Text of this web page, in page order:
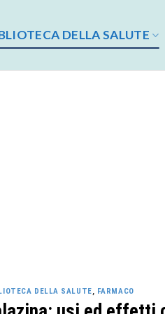
DELLA SALUTE
DELLA SALUTE, FARMACO